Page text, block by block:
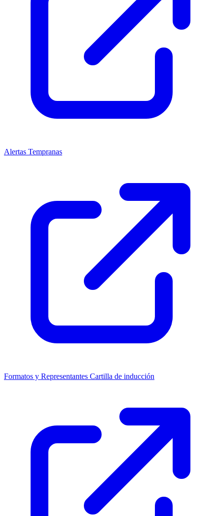
Alertas Tempranas
Formatos y Representantes Cartilla de inducción